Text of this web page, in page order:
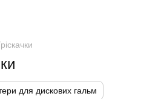
для дискових гальм